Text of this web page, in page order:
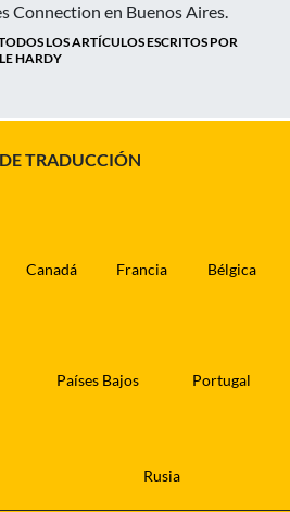
Connection en Buenos Aires.
LOS ARTÍCULOS ESCRITOS POR
HARDY
TRADUCCIÓN
Canadá Francia Bélgica
Países Bajos Portugal
Rusia